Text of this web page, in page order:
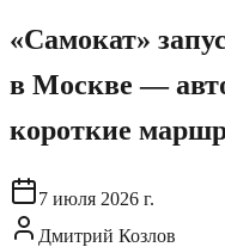
«Самокат»
в Москве —
короткие
7 июля 2026 г.
Дмитрий Козлов